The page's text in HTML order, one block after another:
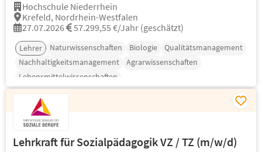
Hochschule Niederrhein
Krefeld, Nordrhein-Westfalen
27.07.2026
57.299,55 €/Jahr (geschätzt)
Lehrer Naturwissenschaften Biologie
Qualitätsmanagement
Nachhaltigkeitsmanagement
Agrarwissenschaften
Lebensmittelwissenschaften
Lehrkraft für Sozialpädagogik VZ / TZ (m/w/d)